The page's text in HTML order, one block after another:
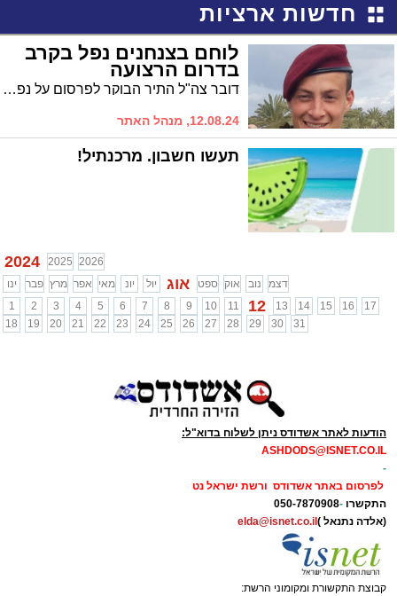
חדשות ארציות
לוחם בצנחנים נפל בקרב
בדרום הרצועה
דובר צה"ל התיר הבוקר לפרסום על נפילתו בקרב בדרום הרצועה של סמל עומר גינזבורג הי"ד, בן 19 מקרית טבעון
12.08.24, מנהל האתר
תעשו חשבון. מרכנתיל!
2024 2025 2026
ינו
פבר מרץ אפר מאי יונ יול אוג ספט אוק נוב
דצמ
1
2 3 4 5 6 7 8 9 10 11 12 13 14 15 16
17
18
19 20 21 22 23 24 25 26 27 28 29 30 31
הודעות לאתר אשדודס ניתן לשלוח בדוא"ל:
ASHDODS@ISNET.CO.IL
-
לפרסום באתר אשדודס ורשת ישראל נט
התקשרו -
050-7870908
(אלדה נתנאל ) elda@isnet.co.il
קבוצת התקשורת ומקומוני הרשת: